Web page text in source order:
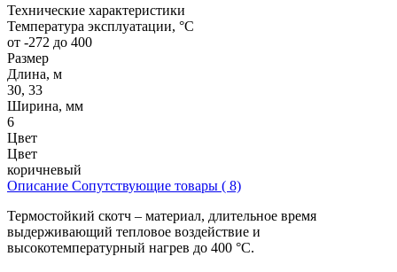
Технические характеристики
Температура эксплуатации, °C
от -272 до 400
Размер
Длина, м
30, 33
Ширина, мм
6
Цвет
Цвет
коричневый
Описание Сопутствующие товары ( 8)
Термостойкий скотч – материал, длительное время
выдерживающий тепловое воздействие и
высокотемпературный нагрев до 400 °C.